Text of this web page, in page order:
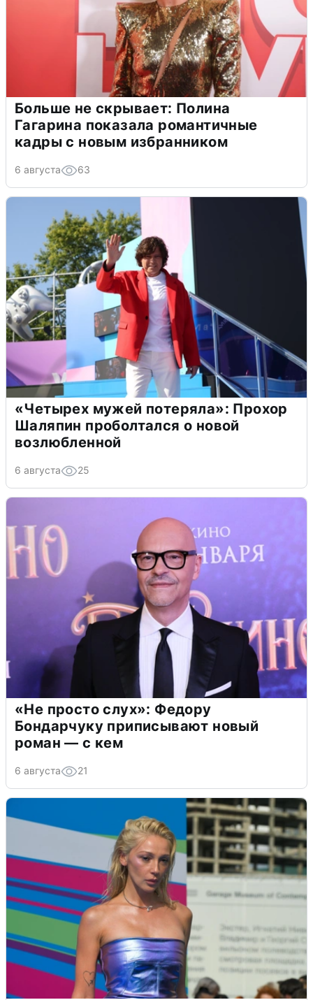
Больше не скрывает: Полина
Гагарина показала романтичные
кадры с новым избранником
6 августа 63
«Четырех мужей потеряла»: Прохор
Шаляпин проболтался о новой
возлюбленной
6 августа 25
«Не просто слух»: Федору
Бондарчуку приписывают новый
роман — с кем
6 августа 21